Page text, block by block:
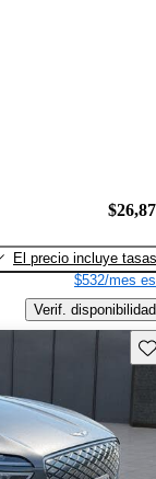
El precio incluye tasas
$532/mes
Verif. disponibilidad